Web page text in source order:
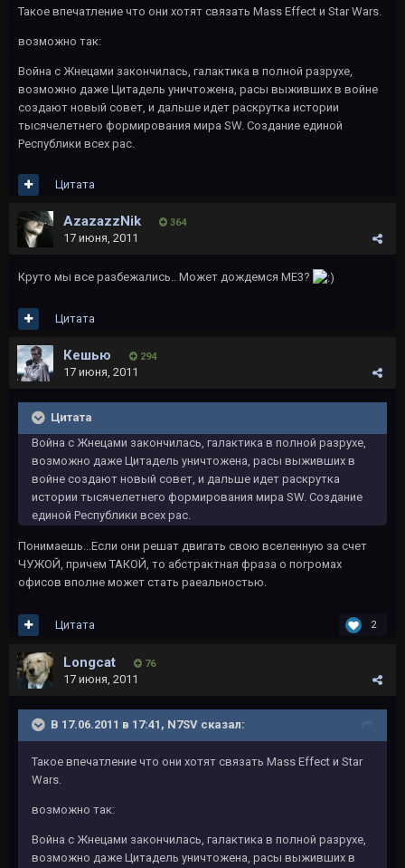
Такое впечатление что они хотят связать Mass Effect и Star Wars.
возможно так:
Война с Жнецами закончилась, галактика в полной разрухе,
возможно даже Цитадель уничтожена, расы выживших в войне
создают новый совет, и дальше идет раскрутка истории
тысячелетнего формирования мира SW. Создание единой
Республики всех рас.
Цитата
AzazazzNik 364
17 июня, 2011
Круто мы все разбежались.. Может дождемся МЕ3?
Цитата
Кешью 294
17 июня, 2011
Цитата
Война с Жнецами закончилась, галактика в полной разрухе,
возможно даже Цитадель уничтожена, расы выживших в
войне создают новый совет, и дальше идет раскрутка
истории тысячелетнего формирования мира SW. Создание
единой Республики всех рас.
Понимаешь...Если они решат двигать свою вселенную за счет
ЧУЖОЙ, причем ТАКОЙ, то абстрактная фраза о погромах
офисов вполне может стать раеальностью.
2
Цитата
Longcat 76
17 июня, 2011
В 17.06.2011 в 17:41, N7SV сказал:
Такое впечатление что они хотят связать Mass Effect и Star
Wars.
возможно так:
Война с Жнецами закончилась, галактика в полной разрухе,
возможно даже Цитадель уничтожена, расы выживших в